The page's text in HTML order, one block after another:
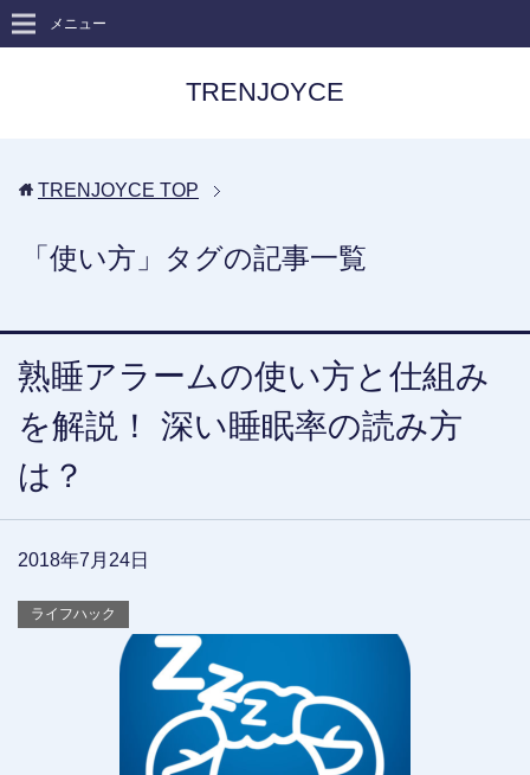
TRENJOYCE
メニュー
TRENJOYCE TOP
「使い方」タグの記事一覧
熟睡アラームの使い方と仕組み
を解説！ 深い睡眠率の読み方
は？
2018年7月24日
ライフハック